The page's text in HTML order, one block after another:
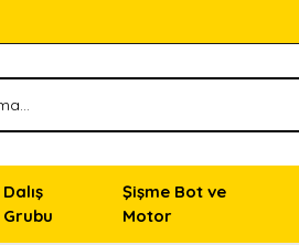
Dalış
Grubu
Şişme Bot ve
Motor